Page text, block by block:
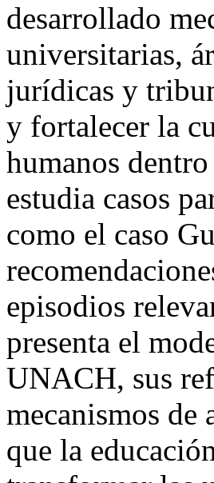
desarrollado
universitarias,
jurídicas y
y fortalecer la
humanos
estudia casos
como el caso
episodios
presenta el
UNACH, sus
mecanismos
que la